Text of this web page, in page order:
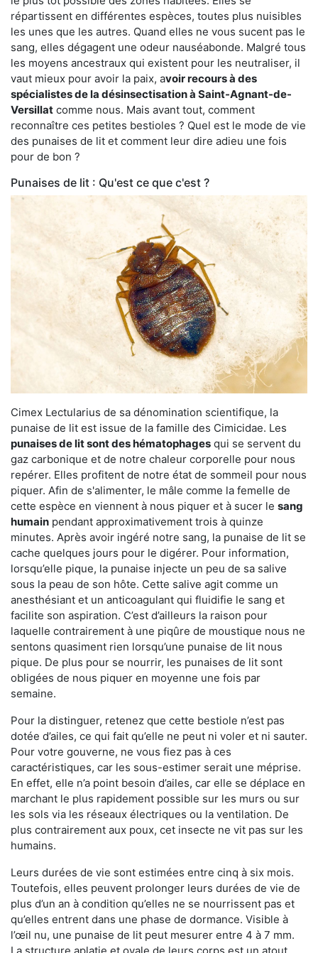
répartissent en différentes espèces, toutes plus nuisibles
les unes que les autres. Quand elles ne vous sucent pas le
sang, elles dégagent une odeur nauséabonde. Malgré tous
les moyens ancestraux qui existent pour les neutraliser, il
vaut mieux pour avoir la paix, avoir recours à des
spécialistes de la désinsectisation à Saint-Agnant-de-
Versillat comme nous. Mais avant tout, comment
reconnaître ces petites bestioles ? Quel est le mode de vie
des punaises de lit et comment leur dire adieu une fois
pour de bon ?
Punaises de lit : Qu'est ce que c'est ?
Cimex Lectularius de sa dénomination scientifique, la
punaise de lit est issue de la famille des Cimicidae. Les
punaises de lit sont des hématophages qui se servent du
gaz carbonique et de notre chaleur corporelle pour nous
repérer. Elles profitent de notre état de sommeil pour nous
piquer. Afin de s'alimenter, le mâle comme la femelle de
cette espèce en viennent à nous piquer et à sucer le sang
humain pendant approximativement trois à quinze
minutes. Après avoir ingéré notre sang, la punaise de lit se
cache quelques jours pour le digérer. Pour information,
lorsqu’elle pique, la punaise injecte un peu de sa salive
sous la peau de son hôte. Cette salive agit comme un
anesthésiant et un anticoagulant qui fluidifie le sang et
facilite son aspiration. C’est d’ailleurs la raison pour
laquelle contrairement à une piqûre de moustique nous ne
sentons quasiment rien lorsqu’une punaise de lit nous
pique. De plus pour se nourrir, les punaises de lit sont
obligées de nous piquer en moyenne une fois par
semaine.
Pour la distinguer, retenez que cette bestiole n’est pas
dotée d’ailes, ce qui fait qu’elle ne peut ni voler et ni sauter.
Pour votre gouverne, ne vous fiez pas à ces
caractéristiques, car les sous-estimer serait une méprise.
En effet, elle n’a point besoin d’ailes, car elle se déplace en
marchant le plus rapidement possible sur les murs ou sur
les sols via les réseaux électriques ou la ventilation. De
plus contrairement aux poux, cet insecte ne vit pas sur les
humains.
Leurs durées de vie sont estimées entre cinq à six mois.
Toutefois, elles peuvent prolonger leurs durées de vie de
plus d’un an à condition qu’elles ne se nourrissent pas et
qu’elles entrent dans une phase de dormance. Visible à
l’œil nu, une punaise de lit peut mesurer entre 4 à 7 mm.
La structure aplatie et ovale de leurs corps est un atout